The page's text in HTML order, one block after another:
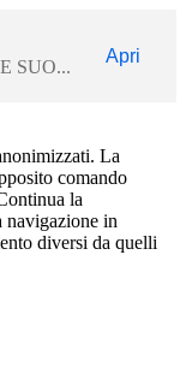
SUO...
Apri
La
comando
la
navigazione in
diversi da quelli